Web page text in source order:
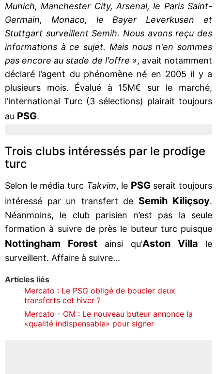
Munich, Manchester City, Arsenal, le Paris Saint-
Germain, Monaco, le Bayer Leverkusen et
Stuttgart surveillent Semih. Nous avons reçu des
informations à ce sujet. Mais nous n'en sommes
pas encore au stade de l'offre », avait notamment
déclaré l’agent du phénomène né en 2005 il y a
plusieurs mois. Évalué à 15M€ sur le marché,
l’international Turc (3 sélections) plairait toujours
au PSG.
Trois clubs intéressés par le prodige
turc
Selon le média turc Takvim, le PSG serait toujours
intéressé par un transfert de Semih Kiliçsoy.
Néanmoins, le club parisien n’est pas la seule
formation à suivre de près le buteur turc puisque
Nottingham Forest ainsi qu’Aston Villa le
surveillent. Affaire à suivre...
Articles liés
Mercato : Le PSG obligé de boucler deux
transferts cet hiver ?
Mercato - OM : Le nouveau buteur annonce la
«qualité indispensable» pour signer